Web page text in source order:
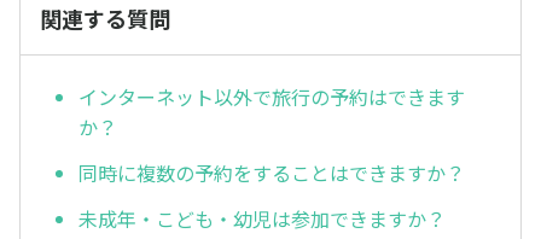
関連する質問
インターネット以外で旅行の予約はできます
か？
同時に複数の予約をすることはできますか？
未成年・こども・幼児は参加できますか？